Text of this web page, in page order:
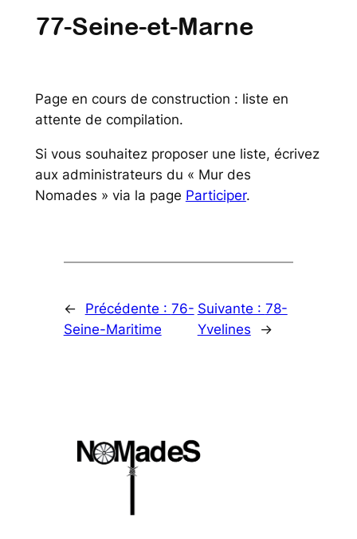
77-Seine-et-Marne
Page en cours de construction : liste en
attente de compilation.
Si vous souhaitez proposer une liste, écrivez
aux administrateurs du « Mur des
Nomades » via la page Participer.
← Précédente : 76-
Seine-Maritime
Suivante : 78-
Yvelines
→